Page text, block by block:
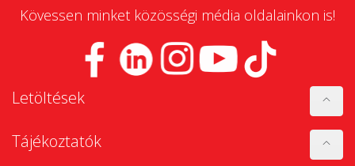
Kövessen minket közösségi média oldalainkon is!
Letöltések
Tájékoztatók